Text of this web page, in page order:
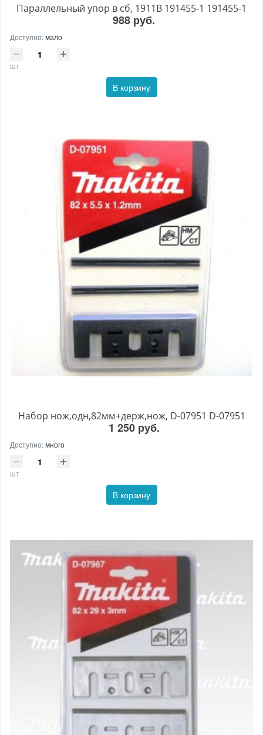
Параллельный упор в сб, 1911B 191455-1 191455-1
988 руб.
Доступно:мало
шт
В корзину
Набор нож,одн,82мм+держ,нож, D-07951 D-07951
1 250 руб.
Доступно:много
шт
В корзину